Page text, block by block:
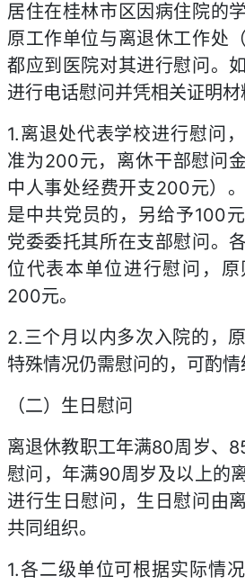
居住在桂林市区因病住院的
原工作单位与离退休工作处
都应到医院对其进行慰问。
进行电话慰问并凭相关证明材
1.离退处代表学校进行慰问
准为200元，离休干部慰问
中人事处经费开支200元）
是中共党员的，另给予100
党委委托其所在支部慰问。
位代表本单位进行慰问，
200元。
2.三个月以内多次入院的，
特殊情况仍需慰问的，可酌情
（二）生日慰问
离退休教职工年满80周岁、
慰问，年满90周岁及以上的
进行生日慰问，生日慰问由
共同组织。
1.各二级单位可根据实际情